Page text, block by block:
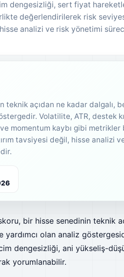
dengesizliği, sert fiyat
değerlendirilerek risk
analizi ve risk yönetimi
teknik açıdan ne kadar dalgalı,
Volatilite, ATR, destek
momentum kaybı gibi
tavsiyesi değil, hisse analizi
bir hisse senedinin teknik
olan analiz
dengesizliği, ani yükseliş-
yorumlanabilir.